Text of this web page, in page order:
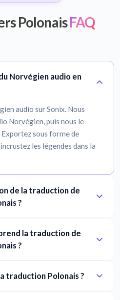
PolonaisFAQ
Norvégien audio en
audio sur Sonix. Nous
Norvégien, puis nous le
sous forme de
les légendes dans la
de la traduction de
?
la traduction de
?
traduction Polonais ?